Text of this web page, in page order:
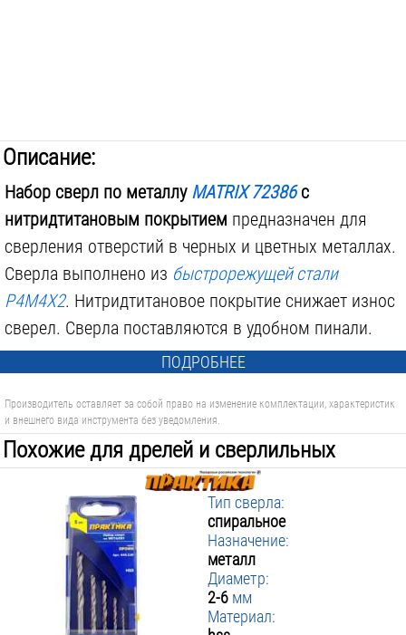
Описание:
Набор сверл по металлу MATRIX 72386с
нитридтитановым покрытием предназначен для
сверления отверстий в черных и цветных металлах.
Сверла выполнено из быстрорежущей стали
Р4М4Х2. Нитридтитановое покрытие снижает износ
сверел. Сверла поставляются в удобном пинали.
ПОДРОБНЕЕ
Производитель оставляет за собой право на изменение комплектации, характеристик
и внешнего вида инструмента без уведомления.
Похожие для дрелей и сверлильных
машин:
Тип сверла:
спиральное
Назначение:
металл
Диаметр:
2-6 мм
Материал: